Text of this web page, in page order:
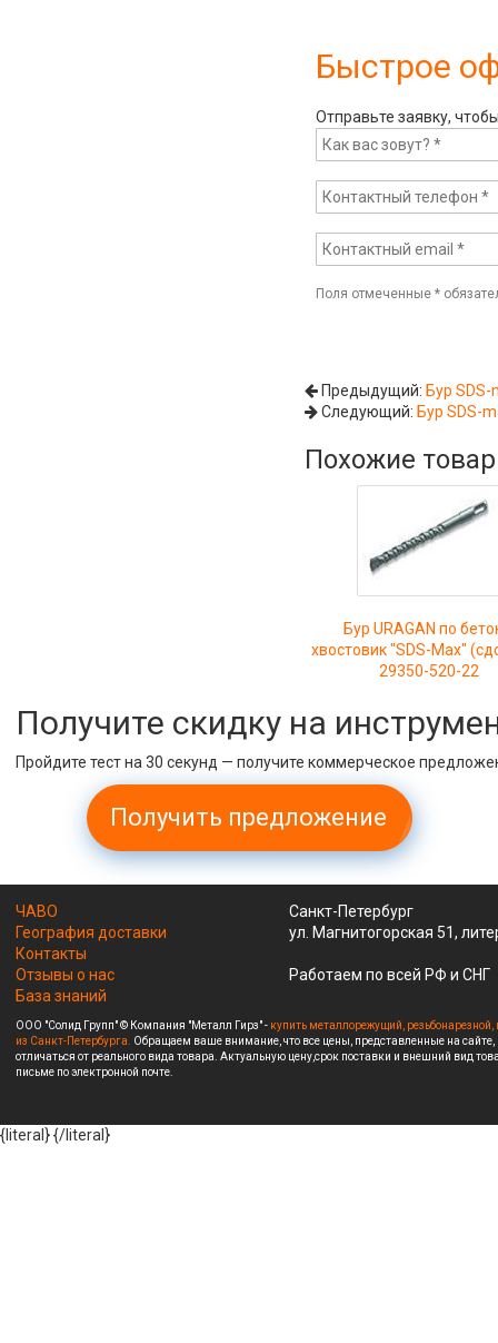
Быстрое
Отправьте заявку,
Поля отмеченные*
Предыдущий: Бур
Следующий: Бур SDS-
Похожие
Бур URAGAN по
хвостовик "SDS-Max"
29350-520-22
Получите скидку на
Пройдите тест на 30 секунд — получите коммерческое
Получить предложение
ЧАВО
География доставки
Контакты
Отзывы о нас
База знаний
Санкт-Петербург
ул. Магнитогорская 51,
Работаем по всей РФ и СНГ
ООО "Солид Групп" © Компания "Металл Гирз" - купить металлорежущий,
из Санкт-Петербурга. Обращаем ваше внимание, что все цены, представленные на
отличаться от реального вида товара. Актуальную цену,срок поставки и внешний вид
письме по электронной почте.
{literal}{/literal}